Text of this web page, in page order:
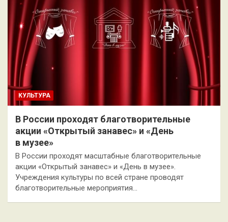
КУЛЬТУРА
В России проходят благотворительные
акции «Открытый занавес» и «День
в музее»
В России проходят масштабные благотворительные
акции «Открытый занавес» и «День в музее».
Учреждения культуры по всей стране проводят
благотворительные мероприятия…